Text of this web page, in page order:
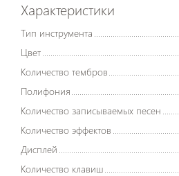
Характеристики
Тип инструмента
Цвет
Количество тембров
Полифония
Количество записываемых песен
Количество эффектов
Дисплей
Количество клавиш